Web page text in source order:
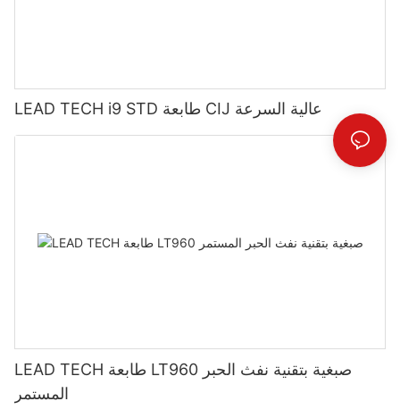
LEAD TECH i9 STD طابعة CIJ عالية السرعة
LEAD TECH طابعة LT960 صبغية بتقنية نفث الحبر
المستمر